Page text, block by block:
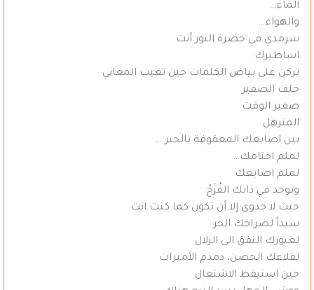
الماء…
والهواء…
سرمدي في حضرة النور أنت
اساطيرك
تركن على بياض الكلمات حين تغيب المعاني
خلف الصفير
صفير الوقت
المترهل
بين اصابعك المعقوفة بالحبر …
لملم اختامك…
لملم اصابعك
وتوحد في ذاتك القُزَحُ
حيث لا جدوى إلا أن تكون كما كنت انت
سيداً لصراخك الحر
لعبورك النفق الى الزلال
لقلاعك الحصن، دمدم الأميرات
حين استيقظ الاشتعال